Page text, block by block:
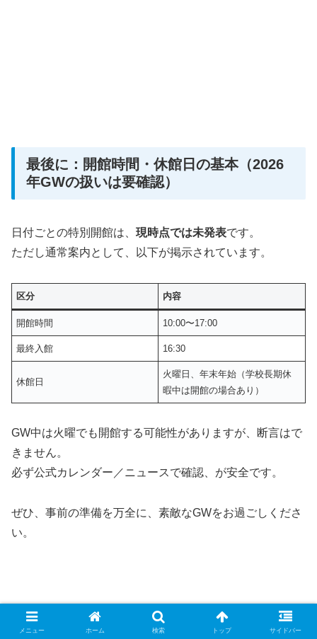
最後に：開館時間・休館日の基本（2026
年GWの扱いは要確認）
日付ごとの特別開館は、 現時点では未発表です。
ただし通常案内として、以下が掲示されています。
区分 内容
開館時間 10:00〜17:00
最終入館 16:30
休館日
火曜日、年末年始（学校長期休
暇中は開館の場合あり）
GW中は火曜でも開館する可能性がありますが、断言はで
きません。
必ず公式カレンダー／ニュースで確認、が安全です。
ぜひ、事前の準備を万全に、素敵なGWをお過ごしくださ
い。
メニュー ホーム 検索 トップ サイドバー